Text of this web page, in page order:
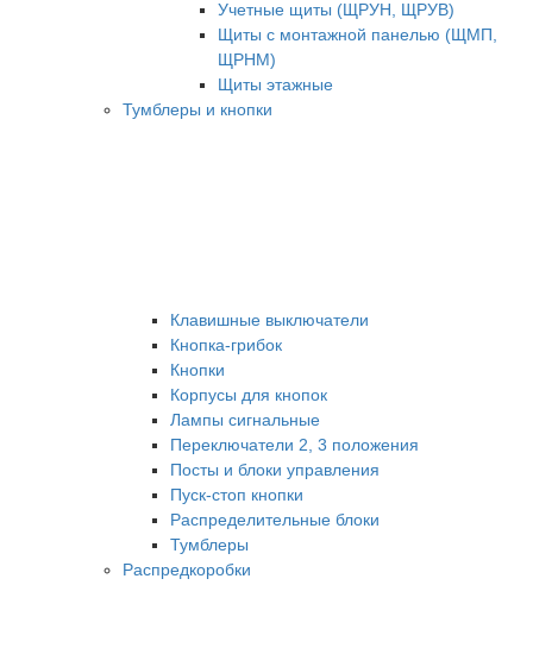
Учетные щиты (ЩРУН, ЩРУВ)
Щиты с монтажной панелью (ЩМП,
ЩРНМ)
Щиты этажные
Тумблеры и кнопки
Клавишные выключатели
Кнопка-грибок
Кнопки
Корпусы для кнопок
Лампы сигнальные
Переключатели 2, 3 положения
Посты и блоки управления
Пуск-стоп кнопки
Распределительные блоки
Тумблеры
Распредкоробки